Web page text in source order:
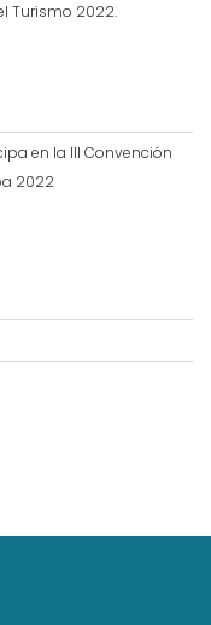
Turismo 2022.
en la III Convención
2022